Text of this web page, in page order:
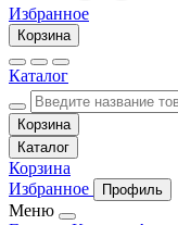
Избранное
Корзина
Каталог
Корзина
Каталог
Корзина
Избранное
Профиль
Меню